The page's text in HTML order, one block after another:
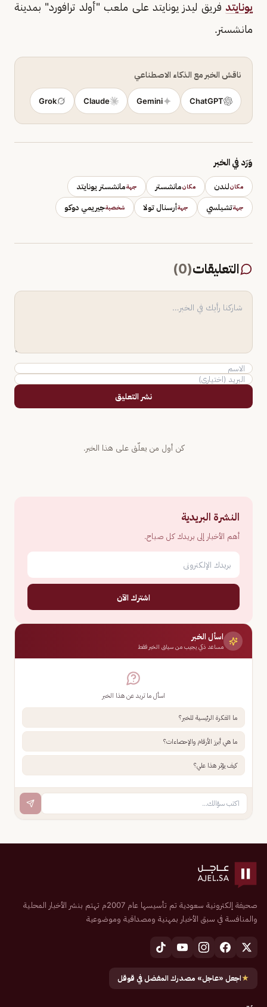
يونايتد فريق ليدز يونايتد على ملعب "أولد ترافورد" بمدينة
مانشستر.
ناقش الخبر مع الذكاء الاصطناعي
ChatGPT
Gemini
Claude
Grok
وَرَد في الخبر
مكانلندن مكانمانشستر جهةمانشستر يونايتد
جهةتشيلسي جهةأرسنال تولا شخصيةجيريمي دوكو
التعليقات(
0
)
نشر التعليق
كن أول من يعلّق على هذا الخبر.
النشرة البريدية
أهم الأخبار إلى بريدك كل صباح.
اشترك الآن
اسأل الخبر
مساعد ذكي يجيب من سياق الخبر فقط
اسأل ما تريد عن هذا الخبر
ما الفكرة الرئيسية للخبر؟
ما هي أبرز الأرقام والإحصاءات؟
كيف يؤثر هذا علي؟
صحيفة إلكترونية سعودية تم تأسيسها عام 2007م تهتم بنشر الأخبار المحلية
والمنافسة في سبق الأخبار بمهنية ومصداقية وموضوعية
★اجعل «عاجل» مصدرك المفضل في قوقل